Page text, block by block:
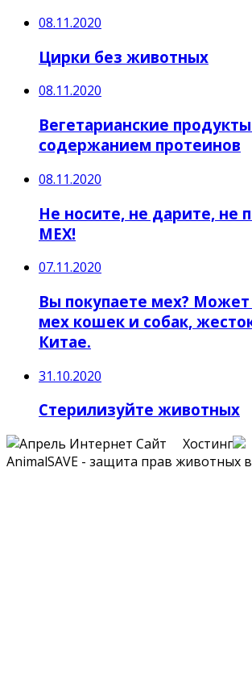
08.11.2020
Цирки без животных
08.11.2020
Вегетарианские
содержанием протеинов
08.11.2020
Не носите, не дарите, не
МЕХ!
07.11.2020
Вы покупаете мех? Может
мех кошек и собак,
Китае.
31.10.2020
Стерилизуйте животных
Сайт Хостинг
AnimalSAVE - защита прав животных